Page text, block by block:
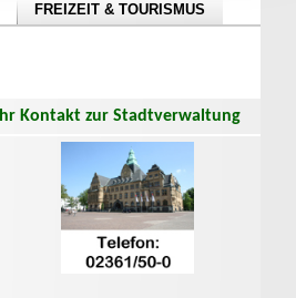
FREIZEIT & TOURISMUS
Ihr Kontakt zur Stadtverwaltung